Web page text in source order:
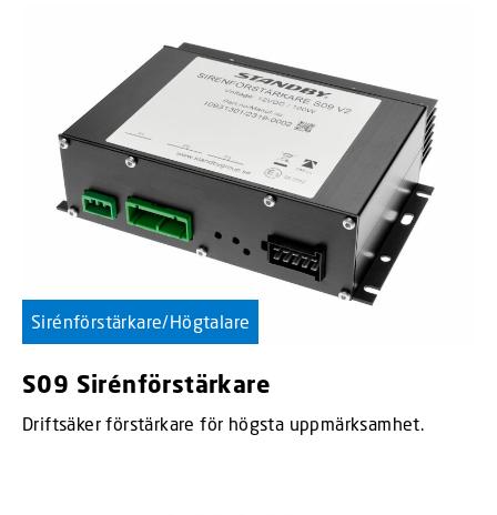
Sirénförstärkare/Högtalare
S09 Sirénförstärkare
Driftsäker förstärkare för högsta uppmärksamhet.